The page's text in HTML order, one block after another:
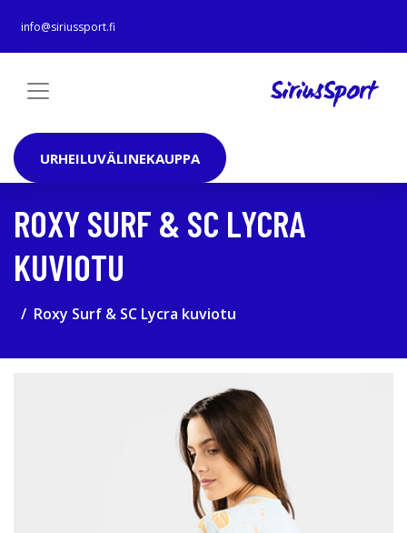
info@siriussport.fi
URHEILUVÄLINEKAUPPA
ROXY SURF & SC LYCRA
KUVIOTU
Roxy Surf & SC Lycra kuviotu